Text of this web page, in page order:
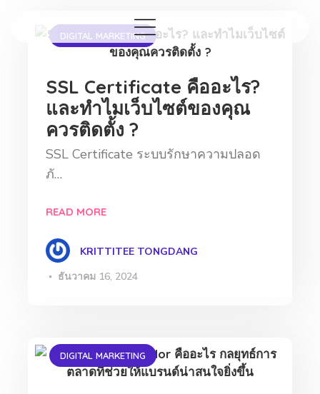
DIGITAL MARKETING
SSL Certificate คืออะไร?
และทำไมเว็บไซต์ของคุณ
ควรติดตั้ง ?
SSL Certificate ระบบรักษาความปลอด
ภั…
READ MORE
KRITTITEE TONGDANG
ธันวาคม 16, 2024
DIGITAL MARKETING